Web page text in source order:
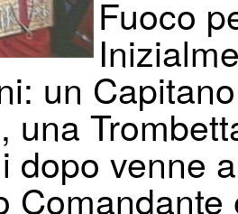
Fuoco
un
una
dopo venne